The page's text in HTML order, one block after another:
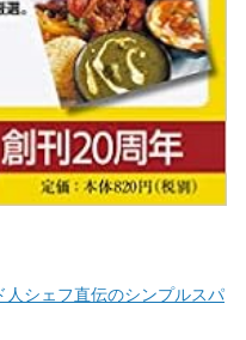
シェフ直伝のシンプルスパ